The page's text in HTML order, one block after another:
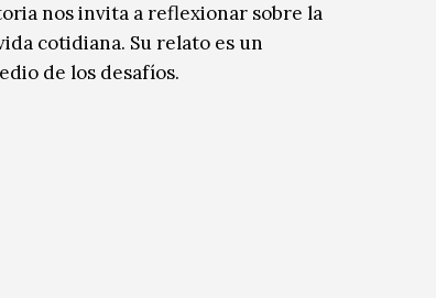
nos invita a reflexionar sobre la
cotidiana. Su relato es un
de los desafíos.